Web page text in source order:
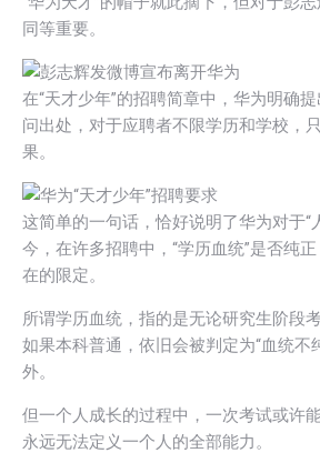
同等重要。
在“天才少年”的招聘简章中，华为明确
问出处，对于应聘者不限学历和学校，
果。
这简单的一句话，恰好说明了华为对于“
今，在许多招聘中，“学历血统”是否纯
在的限定。
所谓学历血统，指的是无论研究生阶段
如果本科普通，依旧会被判定为“血统不
外。
但一个人成长的过程中，一次考试或许
永远无法定义一个人的全部能力。